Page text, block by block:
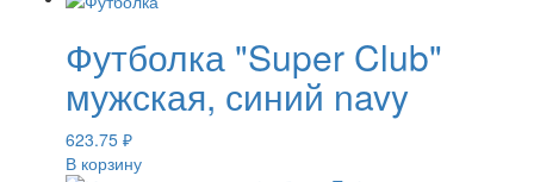
Футболка "Super Club"
мужская, синий navy
623.75 ₽
В корзину